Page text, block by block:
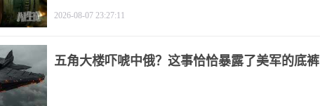
2026-08-07 23:27:11
五角大楼吓唬中俄？这事恰恰暴露了美军的底裤